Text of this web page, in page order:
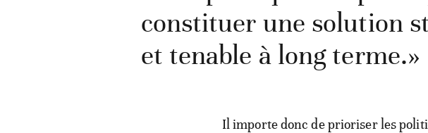
constituer une solution
et tenable à long terme.»
Il importe donc de prioriser les